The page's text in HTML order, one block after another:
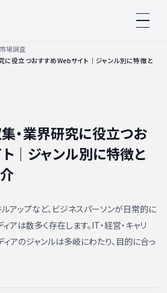
場調査
に役立つおすすめWebサイト｜ジャンル別に特徴と
・業界研究に役立つお
｜ジャンル別に特徴と
アップなど、ビジネスパーソンが日常的に
アは数多く存在します。IT・経営・キャリ
ィアのジャンルは多岐にわたり、目的に合っ